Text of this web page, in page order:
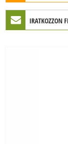
MAITAKE
Küldje el
IRATKOZZON
Az Ön